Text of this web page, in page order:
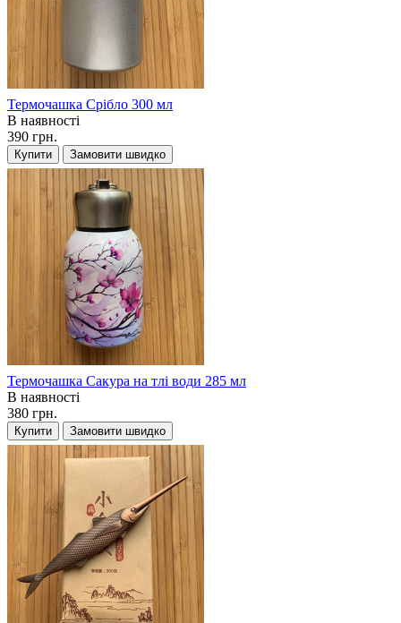
Термочашка Срібло 300 мл
В наявності
390 грн.
Купити Замовити швидко
Термочашка Сакура на тлі води 285 мл
В наявності
380 грн.
Купити Замовити швидко